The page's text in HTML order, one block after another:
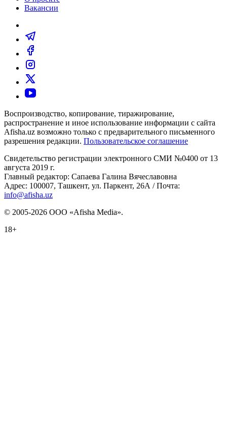
Вакансии
Воспроизводство, копирование, тиражирование,
распространение и иное использование информации с сайта
Afisha.uz возможно только с предварительного письменного
разрешения редакции. Пользовательское соглашение
Свидетельство регистрации электронного СМИ №0400 от 13
августа 2019 г.
Главный редактор: Сапаева Галина Вячеславовна
Адрес: 100007, Ташкент, ул. Паркент, 26А / Почта:
info@afisha.uz
© 2005-2026 ООО «Afisha Media».
18+